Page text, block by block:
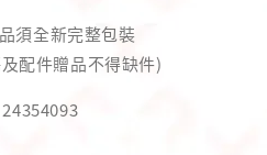
須全新完整包裝
配件贈品不得缺件)